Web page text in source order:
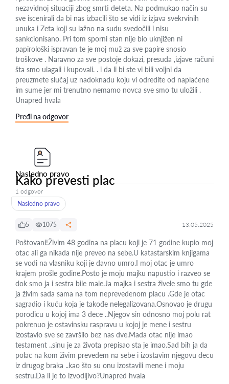
nezavidnoj situaciji zbog smrti deteta. Na podmukao način su
sve iscenirali da bi nas izbacili što se vidi iz izjava svekrvinih
unuka i Zeta koji su lažno na sudu svedočili i nisu
sankcionisano. Pri tom sporni stan nije bio uknjižen ni
papirološki ispravan te je moj muž za sve papire snosio
troškove . Naravno za sve postoje dokazi, presuda ,izjave računi
šta smo ulagali i kupovali. . i da li bi ste vi bili voljni da
preuzmete slučaj uz nadoknadu koju vi odredite od naplaćene
im sume jer mi trenutno nemamo novca sve smo tu uložili .
Unapred hvala
Pređi na odgovor
Nasledno pravo
Kako prevesti plac
1 odgovor
Nasledno pravo
5 1075 13.05.2025
Poštovani!Živim 48 godina na placu koji je 71 godine kupio moj
otac ali ga nikada nije preveo na sebe.U katastarskim knjigama
se vodi na vlasniku koji je davno umro.I moj otac je umro
krajem prošle godine.Posto je moju majku napustio i razveo se
dok smo ja i sestra bile male.Ja majka i sestra živele smo tu gde
ja živim sada sama na tom neprevedenom placu .Gde je otac
sagradio i kuću koja je takođe nelegalizovana.Osnovao je drugu
porodicu u kojoj ima 3 dece ..Njegov sin odnosno moj polu rat
pokrenuo je ostavinsku raspravu u kojoj je mene i sestru
izostavio sve se završilo bez nas dve.Mada otac nije imao
testament ..sinu je za života prepisao sta je imao.Sad bih ja da
polac na kom živim prevedem na sebe i izostavim njegovu decu
iz drugog braka ..kao što su onu izostavili mene i moju
sestru.Da li je to izvodljivo?Unapred hvala